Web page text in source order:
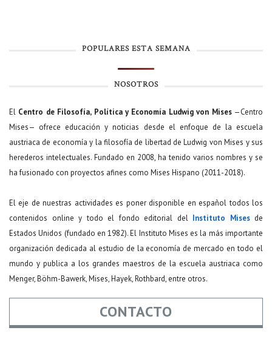
POPULARES ESTA SEMANA
NOSOTROS
El Centro de Filosofía, Política y Economía Ludwig von Mises—Centro
Mises— ofrece educación y noticias desde el enfoque de la escuela
austriaca de economía y la filosofía de libertad de Ludwig von Mises y sus
herederos intelectuales. Fundado en 2008, ha tenido varios nombres y se
ha fusionado con proyectos afines como Mises Hispano (2011-2018).
El eje de nuestras actividades es poner disponible en español todos los
contenidos online y todo el fondo editorial del Instituto Misesde
Estados Unidos (fundado en 1982). El Instituto Mises es la más importante
organización dedicada al estudio de la economía de mercado en todo el
mundo y publica a los grandes maestros de la escuela austriaca como
Menger, Böhm-Bawerk, Mises, Hayek, Rothbard, entre otros.
CONTACTO